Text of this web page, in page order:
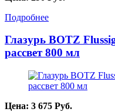
Подробнее
Глазурь BOTZ
рассвет 800 мл
Цена: 3 675 Руб.